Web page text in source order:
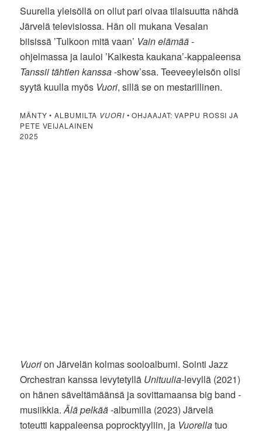
Suurella yleisöllä on ollut pari oivaa tilaisuutta nähdä
Järvelä televisiossa. Hän oli mukana Vesalan
biisissä ’Tulkoon mitä vaan’ Vain elämää-
ohjelmassa ja lauloi ’Kaikesta kaukana’-kappaleensa
Tanssii tähtien kanssa-show’ssa. Teeveeyleisön olisi
syytä kuulla myös Vuori, sillä se on mestarillinen.
MÄNTY • ALBUMILTA VUORI• OHJAAJAT: VAPPU ROSSI JA
PETE VEIJALAINEN
2025
Vuorion Järvelän kolmas sooloalbumi. Sointi Jazz
Orchestran kanssa levytetyllä Unituulia-levyllä (2021)
on hänen säveltämäänsä ja sovittamaansa big band -
musiikkia.Älä pelkää-albumilla (2023) Järvelä
toteutti kappaleensa poprocktyyliin, ja Vuorellatuo